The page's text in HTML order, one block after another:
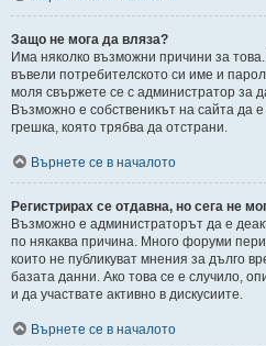
Защо не мога да вляза?
Има няколко възможни причини за
въвели потребителското си име и
моля свържете се с администратор за
Възможно е собственикът на сайта да
грешка, която трябва да отстрани.
Върнете се в началото
Регистрирах се отдавна, но сега не
Възможно е администраторът да е
по някаква причина. Много форуми
които не публикуват мнения за дълго
базата данни. Ако това се е случило,
и да участвате активно в дискусиите.
Върнете се в началото